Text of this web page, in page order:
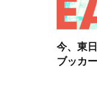
今、東
ブッカ